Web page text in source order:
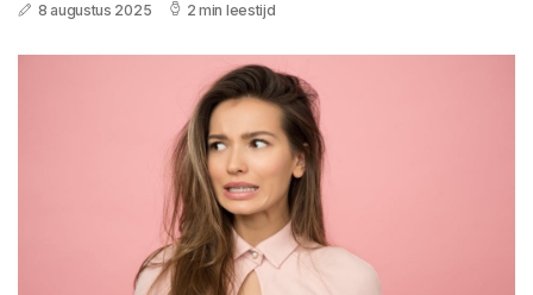
8 augustus 2025 2 min leestijd